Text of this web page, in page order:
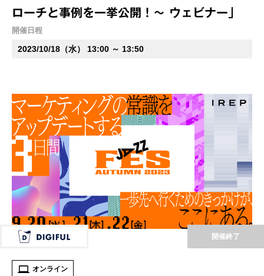
ローチと事例を一挙公開！～ ウェビナー」
開催日程
2023/10/18（水） 13:00 ～ 13:50
開催終了
オンライン